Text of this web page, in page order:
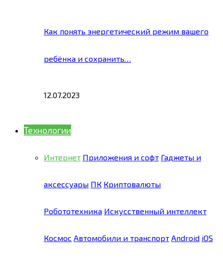
Как понять энергетический режим вашего
ребёнка и сохранить…
12.07.2023
Технологии
Интернет Приложения и софт Гаджеты и
аксессуары ПК Криптовалюты
Робототехника Искусственный интеллект
Космос Автомобили и транспорт Android iOS